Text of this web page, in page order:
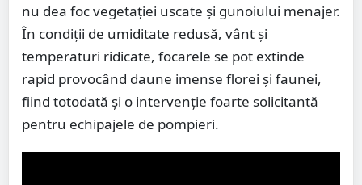
nu dea foc vegetației uscate și gunoiului menajer.
În condiții de umiditate redusă, vânt și
temperaturi ridicate, focarele se pot extinde
rapid provocând daune imense florei și faunei,
fiind totodată și o intervenție foarte solicitantă
pentru echipajele de pompieri.